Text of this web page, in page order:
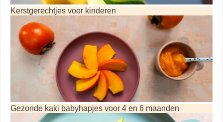
Kerstgerechtjes voor kinderen
Gezonde kaki babyhapjes voor 4 en 6 maanden